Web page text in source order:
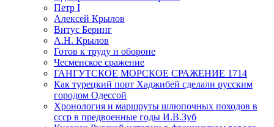
Петр I
Алексей Крылов
Витус Беринг
А.Н. Крылов
Готов к труду и обороне
Чесменское сражение
ГАНГУТСКОЕ МОРСКОЕ СРАЖЕНИЕ 1714
Как турецкий порт Хаджибей сделали русским
городом Одессой
Хронология и маршруты шлюпочных походов в
ссср в предвоенные годы И.В.Зуб